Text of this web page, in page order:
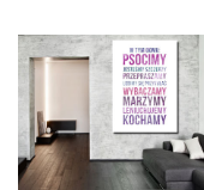
ma
wiele
Opcje
można
wybrać